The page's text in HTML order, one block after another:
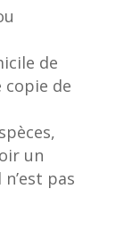
de
copie de
un
pas